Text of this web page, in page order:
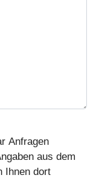
Anfragen
aus dem
Ihnen dort